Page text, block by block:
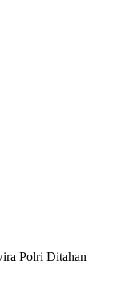
Polri Ditahan